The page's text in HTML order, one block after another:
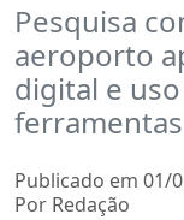
Pesquisa
aeroporto
digital e
ferramentas
Publicado em 01/
Por Redação